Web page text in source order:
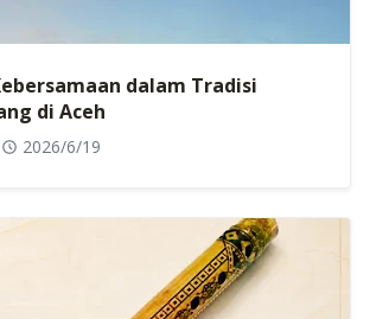
dalam Tradisi
di Aceh
2026/6/19